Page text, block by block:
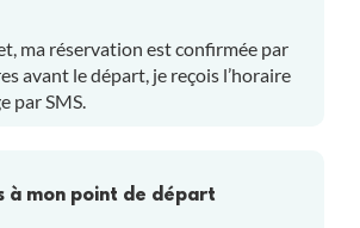
ma réservation est confirmée par
avant le départ, je reçois l’horaire
par SMS.
à mon point de départ